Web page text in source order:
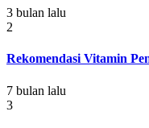
3 bulan lalu
2
Rekomendasi Vitamin
7 bulan lalu
3